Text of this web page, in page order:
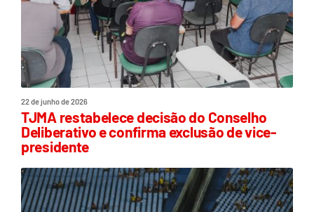
22 de junho de 2026
TJMA restabelece decisão do Conselho
Deliberativo e confirma exclusão de vice-
presidente